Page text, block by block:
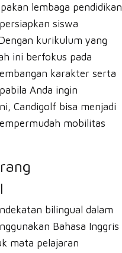
lembaga pendidikan
siswa
kurikulum yang
ini berfokus pada
karakter serta
Anda ingin
Candigolf bisa menjadi
mobilitas
bilingual dalam
Bahasa Inggris
mata pelajaran